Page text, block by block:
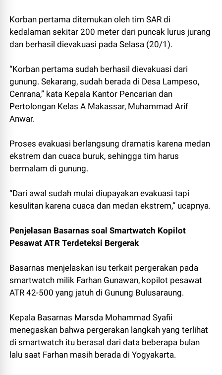
Korban pertama ditemukan oleh tim SAR di
kedalaman sekitar 200 meter dari puncak lurus jurang
dan berhasil dievakuasi pada Selasa (20/1).
“Korban pertama sudah berhasil dievakuasi dari
gunung. Sekarang, sudah berada di Desa Lampeso,
Cenrana,” kata Kepala Kantor Pencarian dan
Pertolongan Kelas A Makassar, Muhammad Arif
Anwar.
Proses evakuasi berlangsung dramatis karena medan
ekstrem dan cuaca buruk, sehingga tim harus
bermalam di gunung.
“Dari awal sudah mulai diupayakan evakuasi tapi
kesulitan karena cuaca dan medan ekstrem,” ucapnya.
Penjelasan Basarnas soal Smartwatch Kopilot
Pesawat ATR Terdeteksi Bergerak
Basarnas menjelaskan isu terkait pergerakan pada
smartwatch milik Farhan Gunawan, kopilot pesawat
ATR 42-500 yang jatuh di Gunung Bulusaraung.
Kepala Basarnas Marsda Mohammad Syafii
menegaskan bahwa pergerakan langkah yang terlihat
di smartwatch itu berasal dari data beberapa bulan
lalu saat Farhan masih berada di Yogyakarta.